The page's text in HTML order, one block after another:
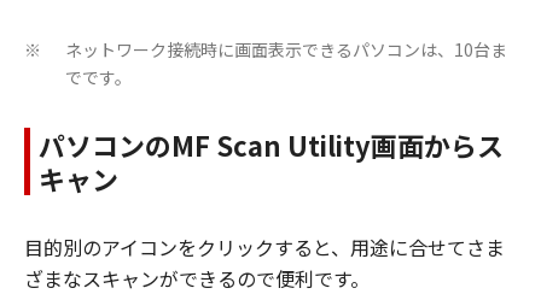
※
ネットワーク接続時に画面表示できるパソコンは、10台ま
でです。
パソコンのMF Scan Utility画面からス
キャン
目的別のアイコンをクリックすると、用途に合せてさま
ざまなスキャンができるので便利です。